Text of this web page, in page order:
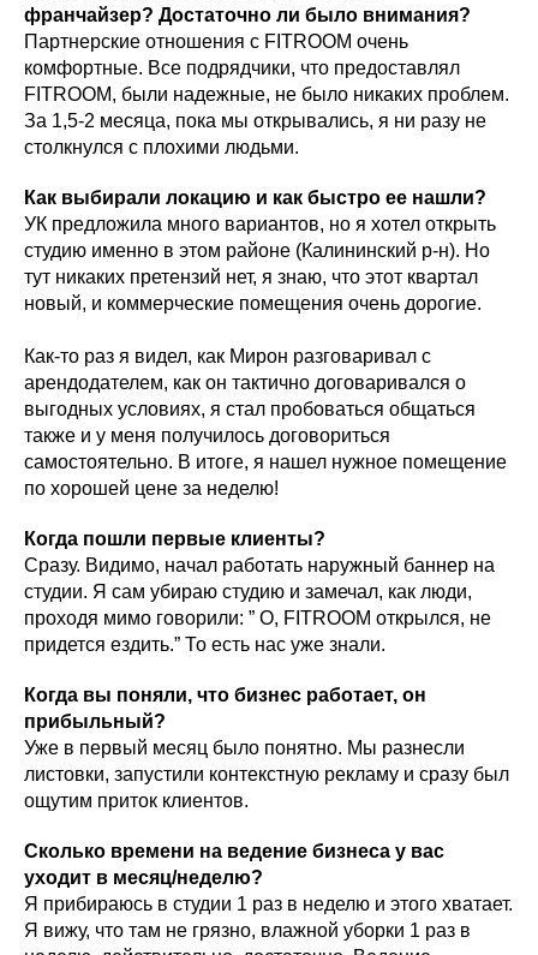
франчайзер? Достаточно ли было внимания?
Партнерские отношения с FITROOM очень
комфортные. Все подрядчики, что предоставлял
FITROOM, были надежные, не было никаких проблем.
За 1,5-2 месяца, пока мы открывались, я ни разу не
столкнулся с плохими людьми.
Как выбирали локацию и как быстро ее нашли?
УК предложила много вариантов, но я хотел открыть
студию именно в этом районе (Калининский р-н). Но
тут никаких претензий нет, я знаю, что этот квартал
новый, и коммерческие помещения очень дорогие.
Как-то раз я видел, как Мирон разговаривал с
арендодателем, как он тактично договаривался о
выгодных условиях, я стал пробоваться общаться
также и у меня получилось договориться
самостоятельно. В итоге, я нашел нужное помещение
по хорошей цене за неделю!
Когда пошли первые клиенты?
Сразу. Видимо, начал работать наружный баннер на
студии. Я сам убираю студию и замечал, как люди,
проходя мимо говорили: ” О, FITROOM открылся, не
придется ездить.” То есть нас уже знали.
Когда вы поняли, что бизнес работает, он
прибыльный?
Уже в первый месяц было понятно. Мы разнесли
листовки, запустили контекстную рекламу и сразу был
ощутим приток клиентов.
Сколько времени на ведение бизнеса у вас
уходит в месяц/неделю?
Я прибираюсь в студии 1 раз в неделю и этого хватает.
Я вижу, что там не грязно, влажной уборки 1 раз в